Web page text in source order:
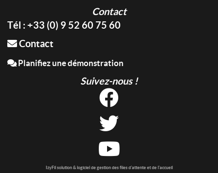
Contact
Tél : +33 (0) 9 52 60 75 60
Contact
Planifiez une démonstration
Suivez-nous !
IzyFil solution & logiciel de gestion des files d'attente et de l'accueil